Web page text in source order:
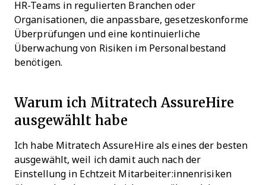
HR-Teams in regulierten Branchen oder
Organisationen, die anpassbare, gesetzeskonforme
Überprüfungen und eine kontinuierliche
Überwachung von Risiken im Personalbestand
benötigen.
Warum ich Mitratech AssureHire
ausgewählt habe
Ich habe Mitratech AssureHire als eines der besten
ausgewählt, weil ich damit auch nach der
Einstellung in Echtzeit Mitarbeiter:innenrisiken